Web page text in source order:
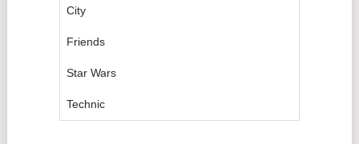
City
Friends
Star Wars
Technic